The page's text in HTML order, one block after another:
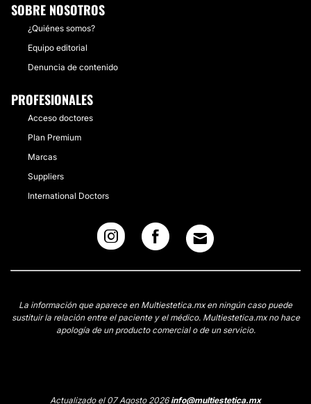
SOBRE NOSOTROS
¿Quiénes somos?
Equipo editorial
Denuncia de contenido
PROFESIONALES
Acceso doctores
Plan Premium
Marcas
Suppliers
International Doctors
La información que aparece en Multiestetica.mx en ningún caso puede
sustituir la relación entre el paciente y el médico. Multiestetica.mx no hace
apología de un producto comercial o de un servicio.
Actualizado el 07 Agosto 2026info@multiestetica.mx